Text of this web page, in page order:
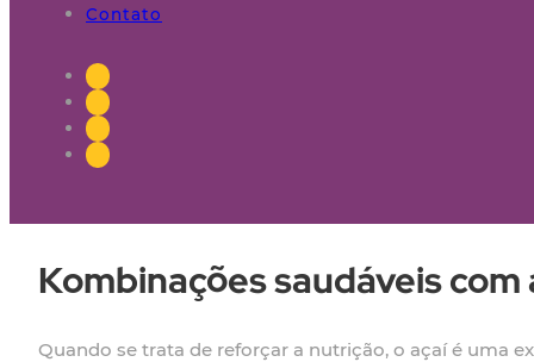
Contato
Kombinações saudáveis
Quando se trata de reforçar a nutrição, o açaí é uma